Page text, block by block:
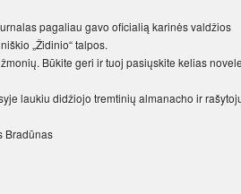
pagaliau gavo oficialią karinės valdžios
„Židinio“ talpos.
Būkite geri ir tuoj pasiųskite kelias
laukiu didžiojo tremtinių almanacho ir
Bradūnas